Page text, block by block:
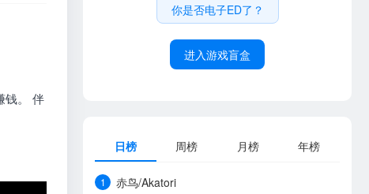
钱。 伴
你是否电子ED了？
进入游戏盲盒
日榜 周榜 月榜 年榜
1 赤鸟/Akatori